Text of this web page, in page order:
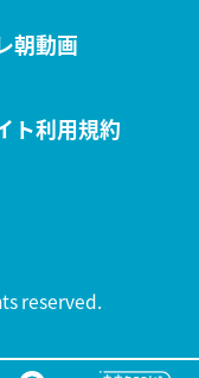
朝動画
ト利用規約
reserved.